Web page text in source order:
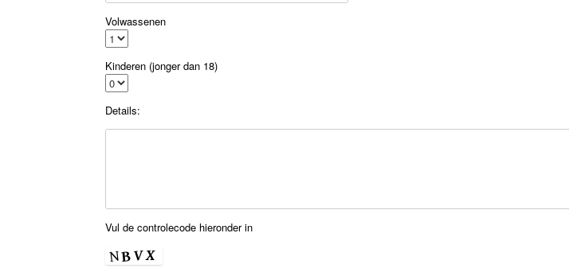
Volwassenen
Kinderen (jonger dan 18)
Details:
Vul de controlecode hieronder in